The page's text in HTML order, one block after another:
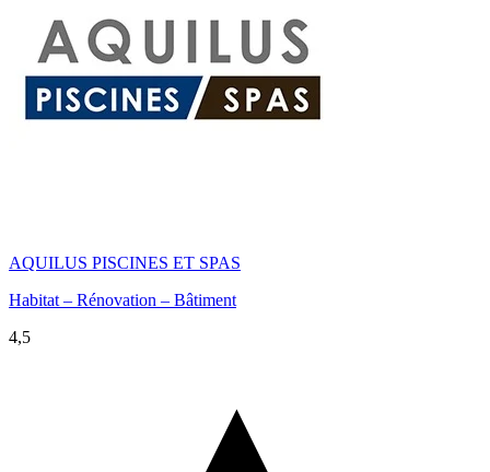
AQUILUS PISCINES ET SPAS
Habitat – Rénovation – Bâtiment
4,5